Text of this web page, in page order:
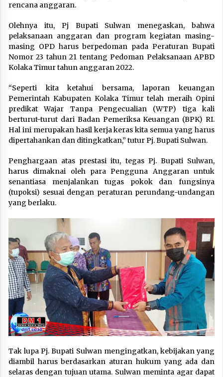
rencana anggaran.
Olehnya itu, Pj Bupati Sulwan menegaskan, bahwa
pelaksanaan anggaran dan program kegiatan masing-
masing OPD harus berpedoman pada Peraturan Bupati
Nomor 23 tahun 21 tentang Pedoman Pelaksanaan APBD
Kolaka Timur tahun anggaran 2022.
“Seperti kita ketahui bersama, laporan keuangan
Pemerintah Kabupaten Kolaka Timur telah meraih Opini
predikat Wajar Tanpa Pengecualian (WTP) tiga kali
berturut-turut dari Badan Pemeriksa Keuangan (BPK) RI.
Hal ini merupakan hasil kerja keras kita semua yang harus
dipertahankan dan ditingkatkan,” tutur Pj. Bupati Sulwan.
Penghargaan atas prestasi itu, tegas Pj. Bupati Sulwan,
harus dimaknai oleh para Pengguna Anggaran untuk
senantiasa menjalankan tugas pokok dan fungsinya
(tupoksi) sesuai dengan peraturan perundang-undangan
yang berlaku.
Tak lupa Pj. Bupati Sulwan mengingatkan, kebijakan yang
diambil harus berdasarkan aturan hukum yang ada dan
selaras dengan tujuan utama. Sulwan meminta agar dapat